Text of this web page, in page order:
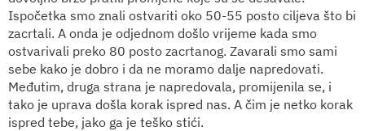
Ispočetka smo znali ostvariti oko 50-55 posto ciljeva što bi
zacrtali. A onda je odjednom došlo vrijeme kada smo
ostvarivali preko 80 posto zacrtanog. Zavarali smo sami
sebe kako je dobro i da ne moramo dalje napredovati.
Međutim, druga strana je napredovala, promijenila se, i
tako je uprava došla korak ispred nas. A čim je netko korak
ispred tebe, jako ga je teško stići.